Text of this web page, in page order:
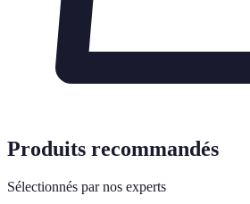
Produits recommandés
Sélectionnés par nos experts